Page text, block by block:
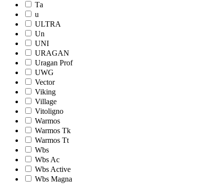
Tа
u
ULTRA
Un
UNI
URAGAN
Uragan Prof
UWG
Vector
Viking
Village
Vitoligno
Warmos
Warmos Tk
Warmos Tt
Wbs
Wbs Ac
Wbs Active
Wbs Magna